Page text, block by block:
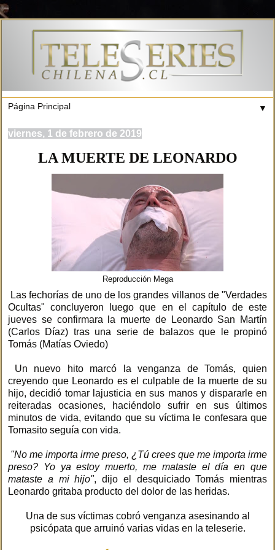
▼
viernes, 1 de febrero de 2019
LA MUERTE DE LEONARDO
Reproducción Mega
Las fechorías de uno de los grandes villanos de "Verdades
Ocultas" concluyeron luego que en el capítulo de este
jueves se confirmara la muerte de Leonardo San Martín
(Carlos Díaz) tras una serie de balazos que le propinó
Tomás (Matías Oviedo)
Un nuevo hito marcó la venganza de Tomás, quien
creyendo que Leonardo es el culpable de la muerte de su
hijo, decidió tomar lajusticia en sus manos y dispararle en
reiteradas ocasiones, haciéndolo sufrir en sus últimos
minutos de vida, evitando que su víctima le confesara que
Tomasito seguía con vida.
"No me importa irme preso, ¿Tú crees que me importa irme
preso? Yo ya estoy muerto, me mataste el día en que
mataste a mi hijo", dijo el desquiciado Tomás mientras
Leonardo gritaba producto del dolor de las heridas.
Una de sus víctimas cobró venganza asesinando al
psicópata que arruinó varias vidas en la teleserie.